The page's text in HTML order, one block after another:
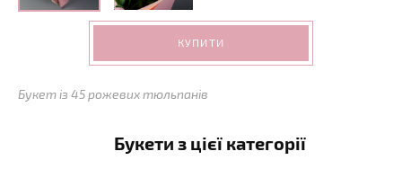
КУПИТИ
Букет із 45 рожевих тюльпанів
Букети з цієї категорії